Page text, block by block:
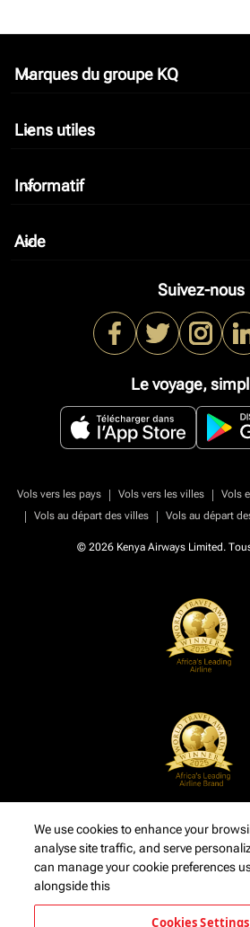
Marques du groupe KQ
keyboard_arrow_down
Liens utiles
keyboard_arrow_down
Informatif
keyboard_arrow_down
Aide
keyboard_arrow_down
Suivez-nous
Le voyage,
Vols vers les pays | Vols vers les villes | Vols
|
Vols au départ des villes | Vols au départ
© 2026 Kenya Airways Limited.
We use cookies to enhance your
analyse site traffic, and serve
can manage your cookie preferences
alongside this
Cookies Settings